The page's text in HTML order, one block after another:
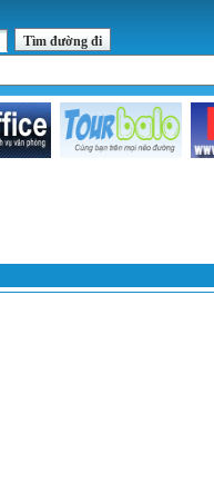
Tìm đường đi